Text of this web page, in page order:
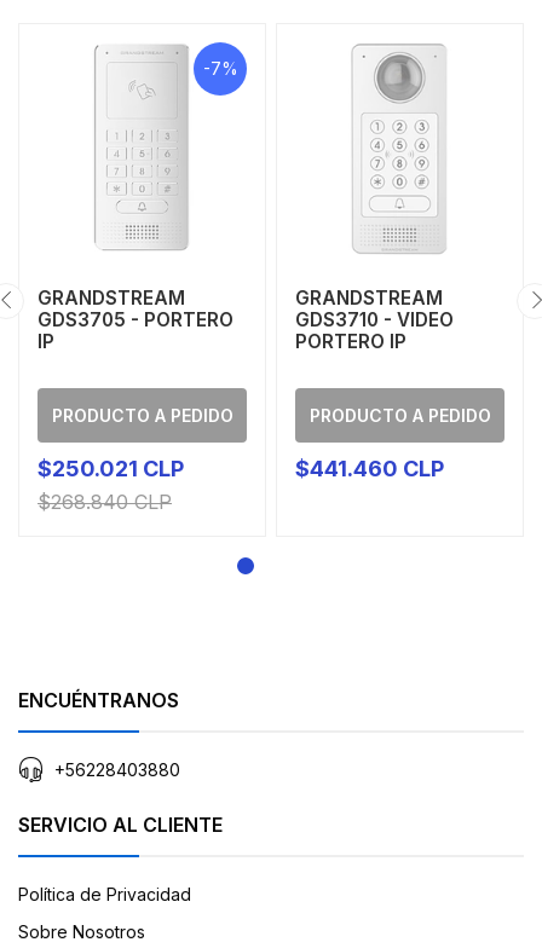
-7%
GRANDSTREAM
GDS3705 - PORTERO
IP
PRODUCTO A PEDIDO
$250.021 CLP
$268.840 CLP
GRANDSTREAM
GDS3710 - VIDEO
PORTERO IP
PRODUCTO A PEDIDO
$441.460 CLP
ENCUÉNTRANOS
+56228403880
SERVICIO AL CLIENTE
Política de Privacidad
Sobre Nosotros